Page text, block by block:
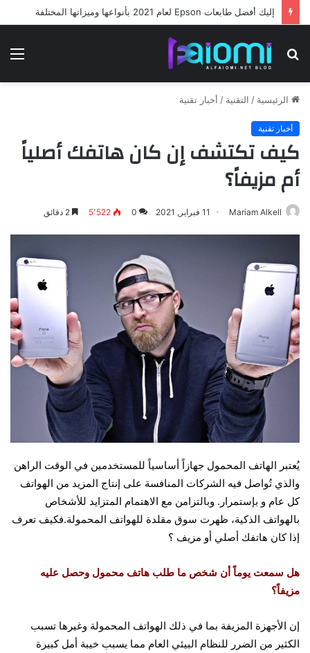
إليك أفضل طابعات Epson لعام 2021 بأنواعها وميزاتها المختلفة
الرئيسية / التقنية / أخبار تقنية
أخبار تقنية
كيف تكتشف إن كان هاتفك أصلياً
أم مزيفاً؟
Mariam Alkell 11 فبراير, 2021 0 5٬522
يُعتبر الهاتف المحمول جهازاً أساسياً للمستخدمين في الوقت الراهن
والذي تُواصل فيه الشركات المنافسة على إنتاج المزيد من الهواتف
كل عام و بإستمرار. وبالتزامن مع الاهتمام المتزايد للأشخاص
بالهواتف الذكية، ظهرت سوق مقلدة للهواتف المحمولة.فكيف تعرف
إذا كان هاتفك أصلي أو مزيف ؟
هل سمعت يوماً أن شخص ما طلب هاتف محمول وحصل عليه
مزيفاً؟
إن الأجهزة المزيفة بما في ذلك الهواتف المحمولة وغيرها تسبب
الكثير من الضرر للنظام البيئي العام مما يسبب خيبة أمل كبيرة